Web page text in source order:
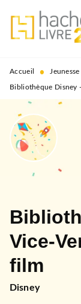
MENU
PIED DE PAGE
Accueil • Jeunesse
Bibliothèque Disney
Vice-
film
Disney